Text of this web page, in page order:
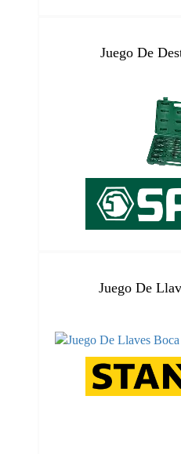
Juego De
Juego De